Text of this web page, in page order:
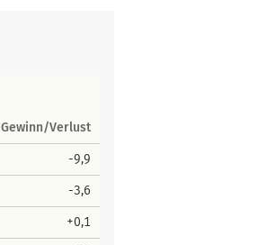
Gewinn/Verlust
-9,9
-3,6
+0,1